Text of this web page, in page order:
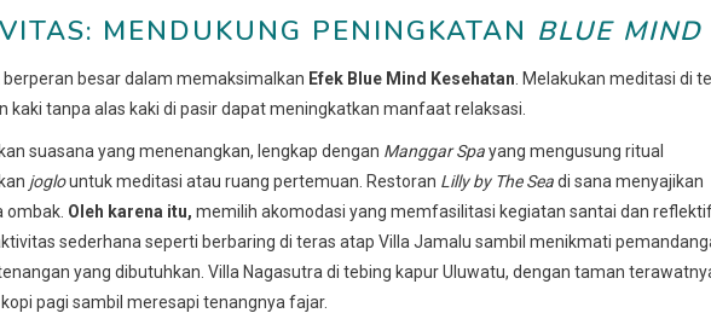
MENDUKUNG PENINGKATAN BLUE MIND
besar dalam memaksimalkan Efek Blue Mind Kesehatan . Melakukan meditasi di
kaki tanpa alas kaki di pasir dapat meningkatkan manfaat relaksasi.
suasana yang menenangkan, lengkap dengan Manggar Spayang mengusung ritual
joglountuk meditasi atau ruang pertemuan. Restoran Lilly by The Seadi sana menyajikan
ombak. Oleh karena itu, memilih akomodasi yang memfasilitasi kegiatan santai dan
sederhana seperti berbaring di teras atap Villa Jamalu sambil menikmati
yang dibutuhkan. Villa Nagasutra di tebing kapur Uluwatu, dengan taman
pagi sambil meresapi tenangnya fajar.